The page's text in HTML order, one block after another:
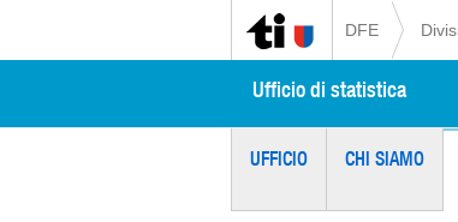
DFE
Ufficio di statistica
UFFICIO CHI SIAMO